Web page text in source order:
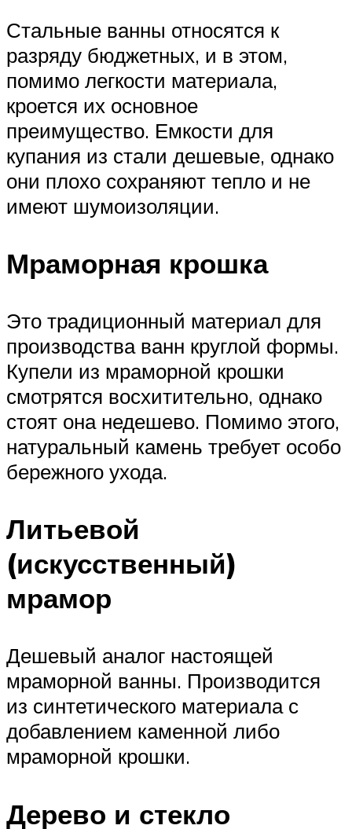
Стальные ванны относятся к
разряду бюджетных, и в этом,
помимо легкости материала,
кроется их основное
преимущество. Емкости для
купания из стали дешевые, однако
они плохо сохраняют тепло и не
имеют шумоизоляции.
Мраморная крошка
Это традиционный материал для
производства ванн круглой формы.
Купели из мраморной крошки
смотрятся восхитительно, однако
стоят она недешево. Помимо этого,
натуральный камень требует особо
бережного ухода.
Литьевой
(искусственный)
мрамор
Дешевый аналог настоящей
мраморной ванны. Производится
из синтетического материала с
добавлением каменной либо
мраморной крошки.
Дерево и стекло